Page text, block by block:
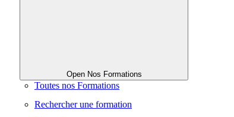
Open Nos Formations
Toutes nos Formations
Rechercher une formation